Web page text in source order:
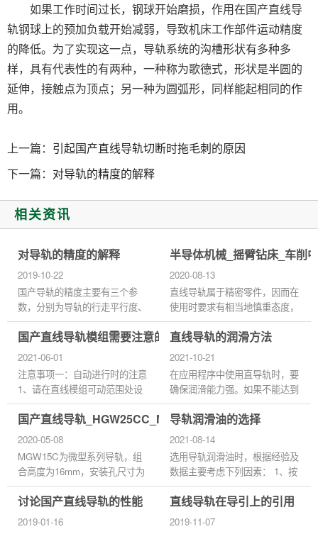
如果工作时间过长，钢球开始磨损，作用在国产直线导
轨钢球上的预加负载开始减弱，导致机床工作部件运动精度
的降低。为了实现这一点，导轨系统的沟槽形状有多种多
样，具有代表性的有两种，一种称为歌德式，形状是半圆的
延伸，接触点为顶点；另一种为圆弧形，同样能起相同的作
用。
上一篇： 引起国产直线导轨切断时拖毛刺的原因
下一篇： 对导轨的精度的解释
相关资讯
对导轨的精度的解释
2019-10-22
国产导轨的精度主要有三个参
数，分别为导轨的行走平行度、
高度的成对相互差和宽度的成对
相互差。 1、行走平行度是指将
导轨用螺栓固定在基准面上，...
半导体机械_摇臂钻床_车削
2020-08-13
直线导轨属于精密零件，因而在
使用时要求有相当地慎重态度，
即便是使用了高性能的直线导
轨，如果使用不当，也不能达到
预期的性能效果，而且容易使...
国产直线导轨模组需要注意的问题
2021-06-01
注意事项一：自动进行时的注意
1、请在直线模组可动范围处设
置安全防护栏。 2、在安全防护
栏的入口，请设计紧急开关装
置。 3、请尽量不要从有关紧
直线导轨的润滑方法
2021-10-21
在应用程序中使用直导轨时，要
确保润滑能力强。如果不能达到
润滑效果，快速滚动会造成严重
磨损，影响生产力，缩短使用寿
命。那么，为了提高生产力...
国产直线导轨_HGW25CC_MGW15C_等级精度安装
2020-05-08
MGW15C为微型系列导轨，组
合高度为16mm，安装孔尺寸为
45*20，直线导轨的预压力：所
谓预压力是预先给予钢珠负荷
力，利用钢珠与珠道之间负向间
导轨润滑油的选择
2021-08-14
选用导轨润滑油时，根据经验及
数据主要考虑下列因素： 1、按
滑动速度和平均压力来选择粘
度： 选择使用导轨润滑剂时根
据国内外机床导轨润滑实际应
讨论国产直线导轨的性能
2019-01-16
直线导轨在导引上的引用
2019-11-07